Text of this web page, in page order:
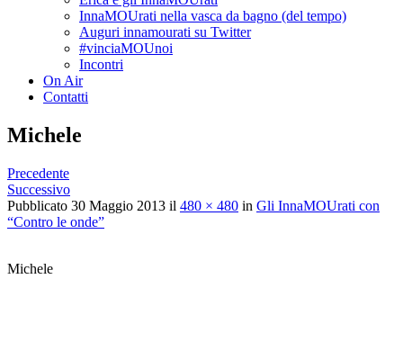
InnaMOUrati nella vasca da bagno (del tempo)
Auguri innamourati su Twitter
#vinciaMOUnoi
Incontri
On Air
Contatti
Michele
Precedente
Successivo
Pubblicato 30 Maggio 2013 il 480 × 480 in Gli InnaMOUrati con
“Contro le onde”
Michele